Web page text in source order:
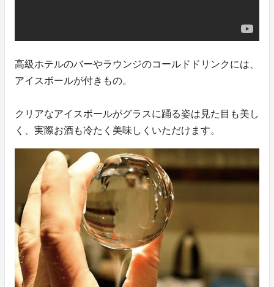
高級ホテルのバーやラウンジのコールドドリンクには、
アイスボールが付きもの。
クリアなアイスボールがグラスに踊る姿は見た目も美し
く、実際お酒も冷たく美味しくいただけます。